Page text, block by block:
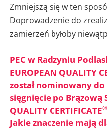
Zmniejszą się w ten
Doprowadzenie do
zamierzeń byłoby
PEC w Radzyniu
EUROPEAN QUALITY
został nominowany
sięgnięcie po Brązową
QUALITY CERTIFICATE®
Jakie znaczenie mają